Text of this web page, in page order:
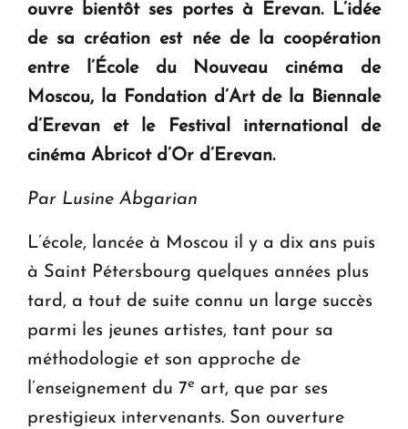
KASA : 30 ans d'audace, de résilience et d'avenir
en Arménie
ouvrira ses portes à Dilijan
ouvre bientôt ses portes à Erevan. L’idée
de sa création est née de la coopération
entre l’École du Nouveau cinéma de
Moscou, la Fondation d’Art de la Biennale
d’Erevan et le Festival international de
cinéma Abricot d’Or d’Erevan.
Par Lusine Abgarian
L’école, lancée à Moscou il y a dix ans puis
à Saint Pétersbourg quelques années plus
tard, a tout de suite connu un large succès
parmi les jeunes artistes, tant pour sa
méthodologie et son approche de
l’enseignement du 7e art, que par ses
prestigieux intervenants. Son ouverture